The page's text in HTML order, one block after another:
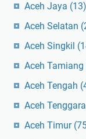
Aceh Jaya (13)
Aceh Selatan
Aceh Singkil
Aceh Tamiang
Aceh Tengah
Aceh Tenggara
Aceh Timur